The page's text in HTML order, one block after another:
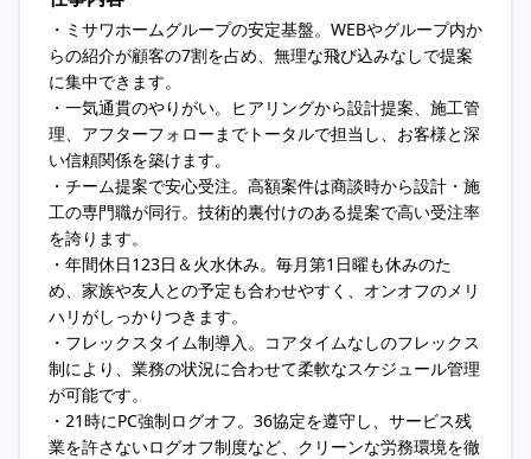
・ミサワホームグループの安定基盤。WEBやグループ内か
らの紹介が顧客の7割を占め、無理な飛び込みなしで提案
に集中できます。
・一気通貫のやりがい。ヒアリングから設計提案、施工管
理、アフターフォローまでトータルで担当し、お客様と深
い信頼関係を築けます。
・チーム提案で安心受注。高額案件は商談時から設計・施
工の専門職が同行。技術的裏付けのある提案で高い受注率
を誇ります。
・年間休日123日＆火水休み。毎月第1日曜も休みのた
め、家族や友人との予定も合わせやすく、オンオフのメリ
ハリがしっかりつきます。
・フレックスタイム制導入。コアタイムなしのフレックス
制により、業務の状況に合わせて柔軟なスケジュール管理
が可能です。
・21時にPC強制ログオフ。36協定を遵守し、サービス残
業を許さないログオフ制度など、クリーンな労務環境を徹